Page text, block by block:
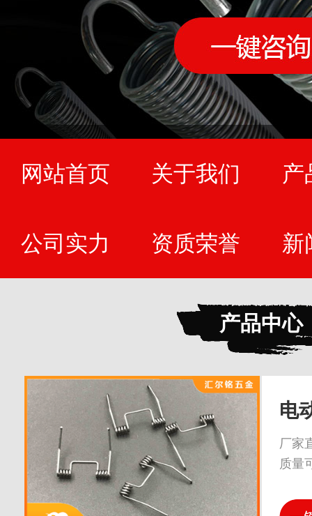
网站首页 关于我们 产
公司实力 资质荣誉 新
产品中心
电
厂家
质量